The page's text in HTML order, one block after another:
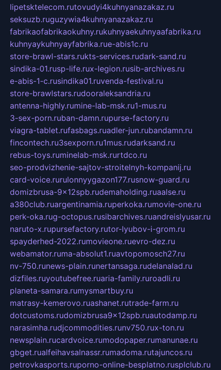
lipetsktelecom.rutovudyi4kuhnyanazakaz.ru
seksuzb.ruguzywia4kuhnyanazakaz.ru
fabrikaofabrikaokuhny.rukuhnyaekuhnyaafabrika.ru
kuhnyaykuhnyayfabrika.rue-abis1c.ru
store-brawl-stars.rukts-services.rudark-sand.ru
sindika-01.rusp-life.rux-legion.rusib-archives.ru
e-abis-1-c.rusindika01.ruvenda-festival.ru
store-brawlstars.rudooraleksandria.ru
antenna-highly.rumine-lab-msk.ru1-mus.ru
3-sex-porn.ruban-damn.rupurse-factory.ru
viagra-tablet.rufasbags.ruadler-jun.rubandamn.ru
fincontech.ru3sexporn.ru1mus.rudarksand.ru
rebus-toys.ruminelab-msk.rurtdco.ru
seo-prodvizhenie-sajtov-stroitelnyh-kompanij.ru
card-voice.rurulonnyygazon177.rusnow-guard.ru
domizbrusa-9x12spb.rudemaholding.ruaalse.ru
a380club.ruargentinamia.ruperkoka.rumovie-one.ru
perk-oka.rug-octopus.rusibarchives.ruandreislyusar.ru
naruto-x.rupursefactory.rutor-lyubov-i-grom.ru
spayderhed-2022.rumovieone.ruevro-dez.ru
webamator.ruma-absolut1.ruavtopomosch27.ru
nv-750.runews-plain.runertansaga.rudelanalad.ru
dizfiles.ruyoutubefree.ruaria-family.ruroadli.ru
planeta-samara.rumysmartbuy.ru
matrasy-kemerovo.ruashanet.rutrade-farm.ru
dotcustoms.rudomizbrusa9x12spb.ruautodamp.ru
narasimha.rudjcommodities.runv750.rux-ton.ru
newsplain.rucardvoice.rumodopaper.rumanunae.ru
gbget.rualfeihavsalnassr.rumadoma.rutajuncos.ru
petrovkasports.ruporno-online-besplatno.rusplclub.ru